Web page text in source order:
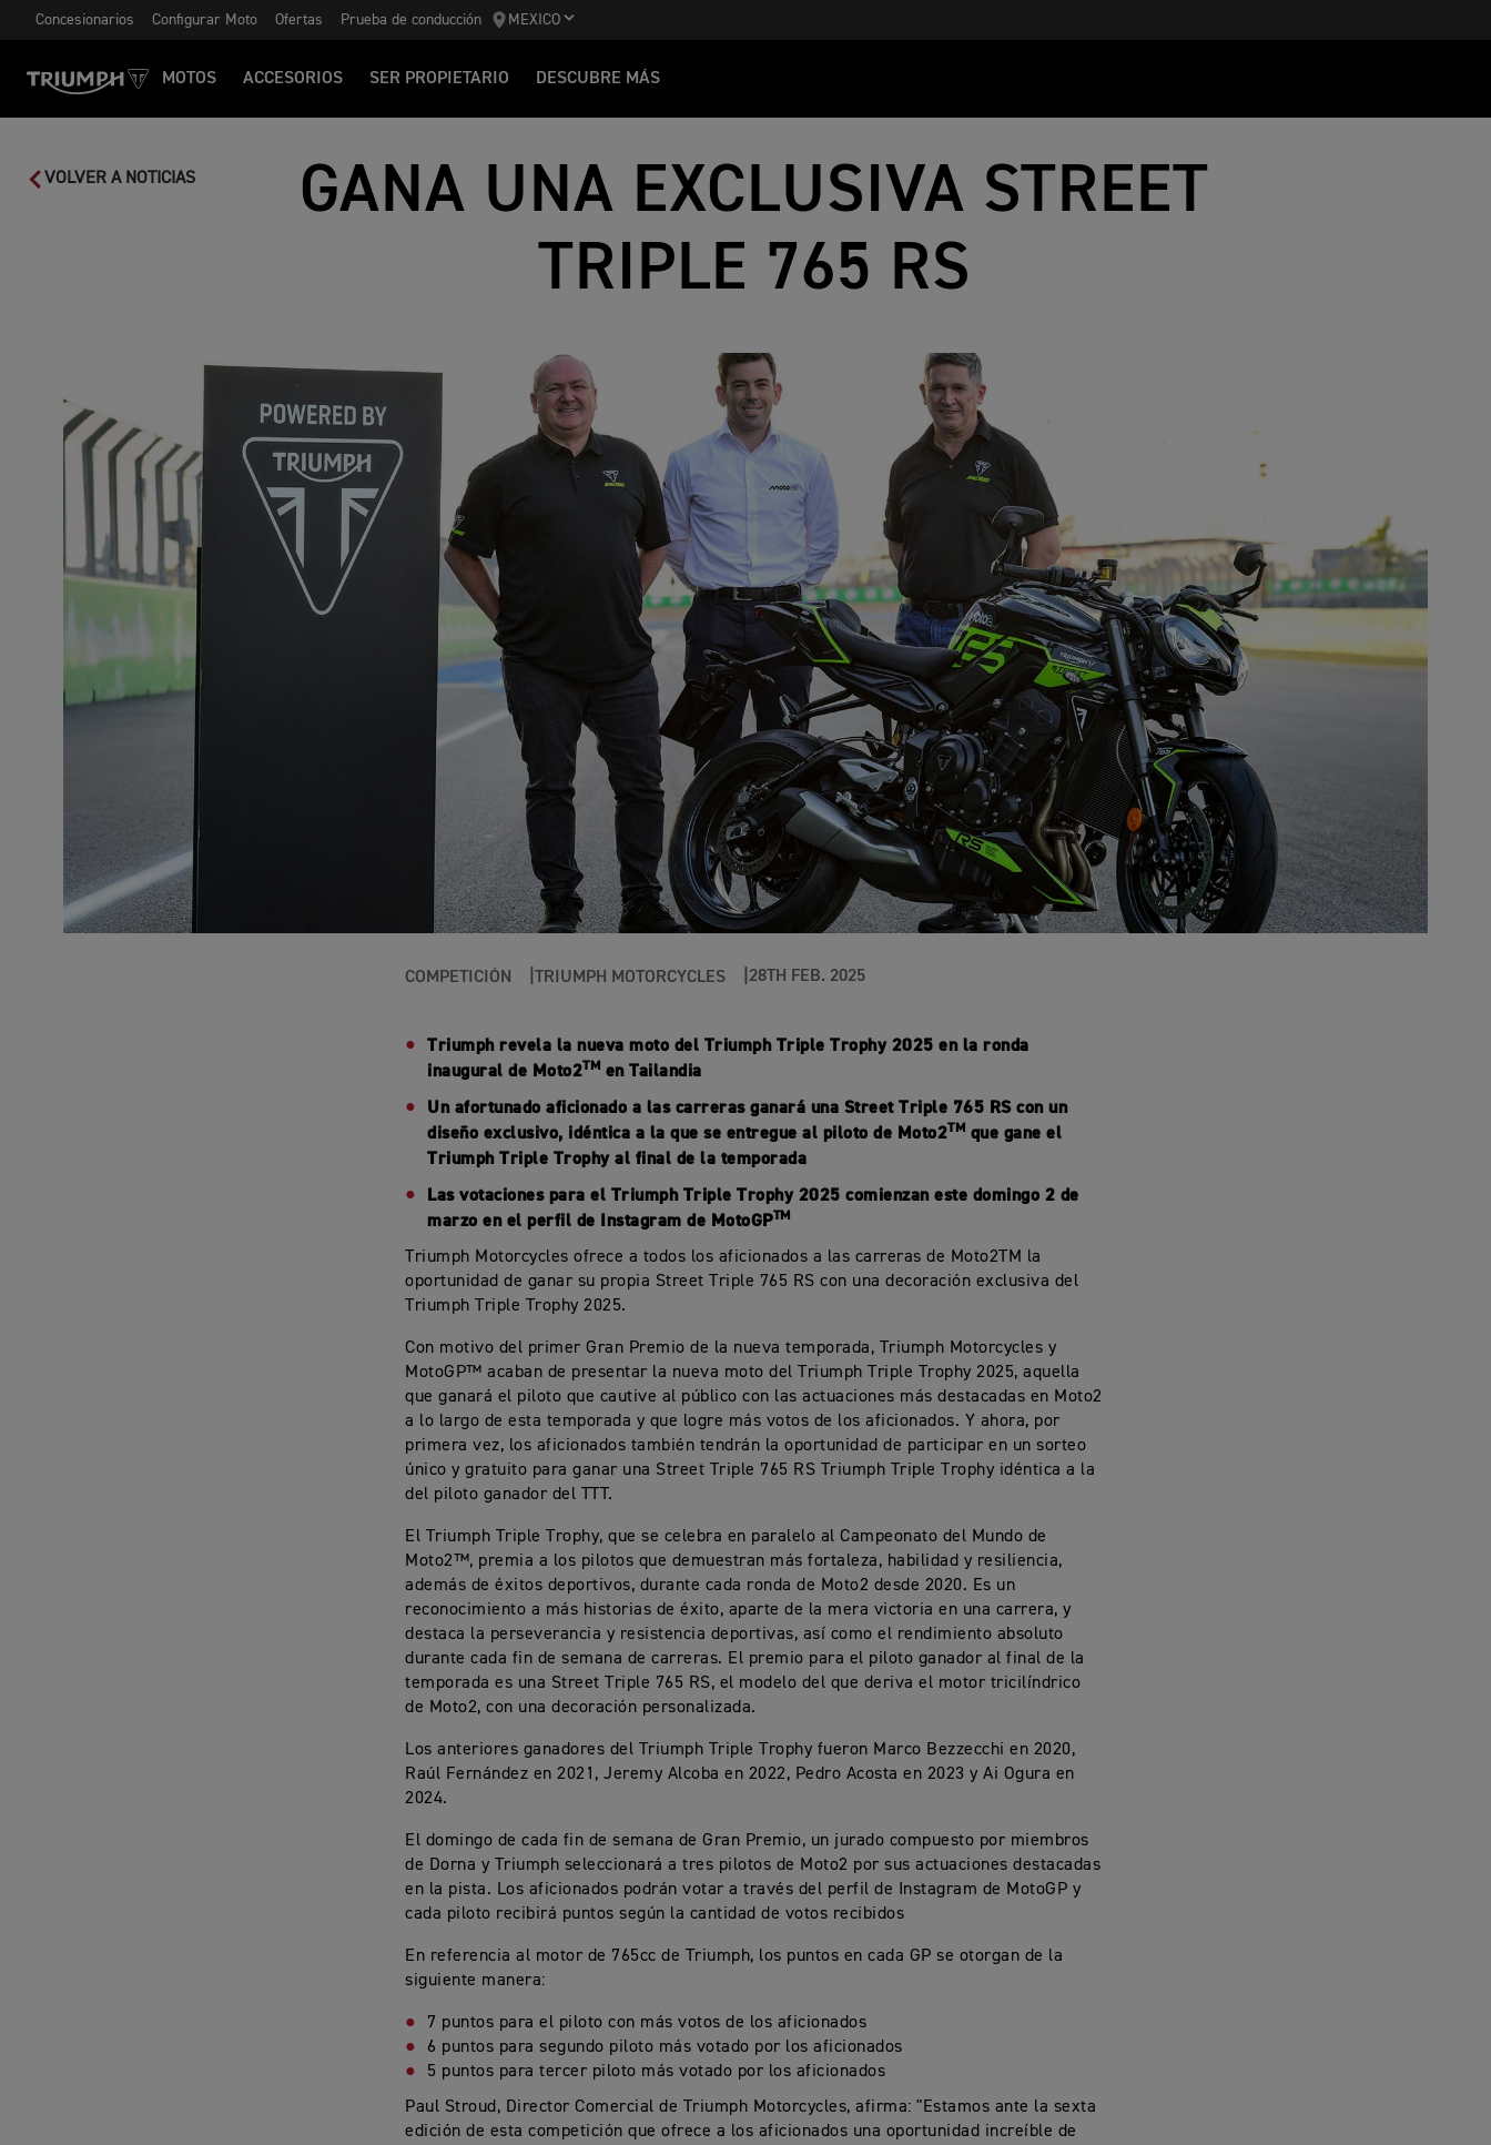
Concesionarios Configurar Moto Ofertas Prueba de conducción MEXICO
MOTOS ACCESORIOS SER PROPIETARIO DESCUBRE MÁS
VOLVER A NOTICIAS
GANA UNA EXCLUSIVA STREET
TRIPLE 765 RS
COMPETICIÓN TRIUMPH MOTORCYCLES 28TH FEB. 2025
Triumph revela la nueva moto del Triumph Triple Trophy 2025 en la ronda
inaugural de Moto2TM en Tailandia
Un afortunado aficionado a las carreras ganará una Street Triple 765 RS con un
diseño exclusivo, idéntica a la que se entregue al piloto de Moto2TM que gane el
Triumph Triple Trophy al final de la temporada
Las votaciones para el Triumph Triple Trophy 2025 comienzan este domingo 2 de
marzo en el perfil de Instagram de MotoGPTM
Triumph Motorcycles ofrece a todos los aficionados a las carreras de Moto2TM la
oportunidad de ganar su propia Street Triple 765 RS con una decoración exclusiva del
Triumph Triple Trophy 2025.
Con motivo del primer Gran Premio de la nueva temporada, Triumph Motorcycles y
MotoGP™ acaban de presentar la nueva moto del Triumph Triple Trophy 2025, aquella
que ganará el piloto que cautive al público con las actuaciones más destacadas en Moto2
a lo largo de esta temporada y que logre más votos de los aficionados. Y ahora, por
primera vez, los aficionados también tendrán la oportunidad de participar en un sorteo
único y gratuito para ganar una Street Triple 765 RS Triumph Triple Trophy idéntica a la
del piloto ganador del TTT.
El Triumph Triple Trophy, que se celebra en paralelo al Campeonato del Mundo de
Moto2™, premia a los pilotos que demuestran más fortaleza, habilidad y resiliencia,
además de éxitos deportivos, durante cada ronda de Moto2 desde 2020. Es un
reconocimiento a más historias de éxito, aparte de la mera victoria en una carrera, y
destaca la perseverancia y resistencia deportivas, así como el rendimiento absoluto
durante cada fin de semana de carreras. El premio para el piloto ganador al final de la
temporada es una Street Triple 765 RS, el modelo del que deriva el motor tricilíndrico
de Moto2, con una decoración personalizada.
Los anteriores ganadores del Triumph Triple Trophy fueron Marco Bezzecchi en 2020,
Raúl Fernández en 2021, Jeremy Alcoba en 2022, Pedro Acosta en 2023 y Ai Ogura en
2024.
El domingo de cada fin de semana de Gran Premio, un jurado compuesto por miembros
de Dorna y Triumph seleccionará a tres pilotos de Moto2 por sus actuaciones destacadas
en la pista. Los aficionados podrán votar a través del perfil de Instagram de MotoGP y
cada piloto recibirá puntos según la cantidad de votos recibidos
En referencia al motor de 765cc de Triumph, los puntos en cada GP se otorgan de la
siguiente manera:
7 puntos para el piloto con más votos de los aficionados
6 puntos para segundo piloto más votado por los aficionados
5 puntos para tercer piloto más votado por los aficionados
Paul Stroud, Director Comercial de Triumph Motorcycles, afirma: "Estamos ante la sexta
edición de esta competición que ofrece a los aficionados una oportunidad increíble de